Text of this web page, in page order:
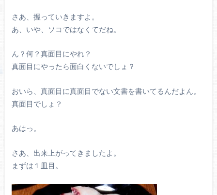
さあ、握っていきますよ。
あ、いや、ソコではなくてだね。
ん？何？真面目にやれ？
真面目にやったら面白くないでしょ？
おいら、真面目に真面目でない文書を書いてるんだよん。
真面目でしょ？
あはっ。
さあ、出来上がってきましたよ。
まずは１皿目。